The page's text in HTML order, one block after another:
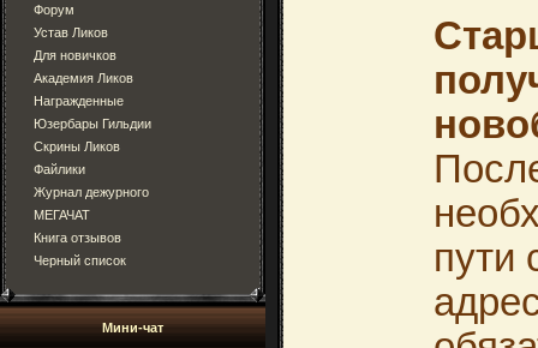
Форум
Устав Ликов
Для новичков
Академия Ликов
Награжденные
Юзербары Гильдии
Скрины Ликов
Файлики
Журнал дежурного
МЕГАЧАТ
Книга отзывов
Черный список
Мини-чат
пути